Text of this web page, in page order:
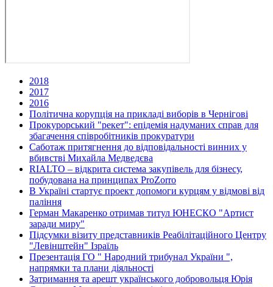
2018
2017
2016
Політична корупція на прикладі виборів в Чернігові
Прокурорський "рекет": епідемія надуманих справ для
збагачення співробітників прокуратури
Саботаж притягнення до відповідальності винних у
вбивстві Михайла Медведєва
RIALTO – відкрита система закупівель для бізнесу,
побудована на принципах ProZorro
В Україні стартує проект допомоги курцям у відмові від
паління
Герман Макаренко отримав титул ЮНЕСКО "Артист
заради миру"
Підсумки візиту представників Реабілітаційного Центру
"Левінштейн" Ізраїль
Презентація ГО " Народний трибунал України ",
напрямки та плани діяльності
Затримання та арешт українського добровольця Юрія